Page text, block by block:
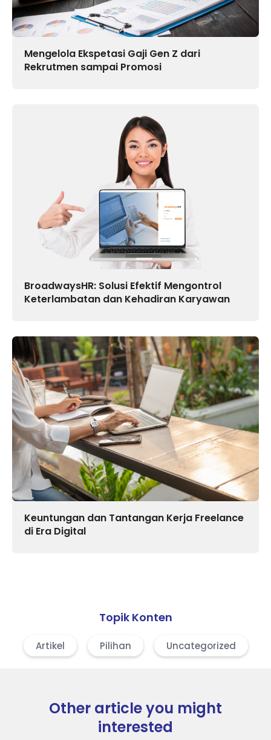
Mengelola Ekspetasi Gaji Gen Z dari
Rekrutmen sampai Promosi
BroadwaysHR: Solusi Efektif Mengontrol
Keterlambatan dan Kehadiran Karyawan
Keuntungan dan Tantangan Kerja Freelance
di Era Digital
Topik Konten
Artikel Pilihan Uncategorized
Other article you might
interested